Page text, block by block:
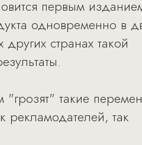
первым
одновременно в
странах такой
"грозят" такие
рекламодателей, так